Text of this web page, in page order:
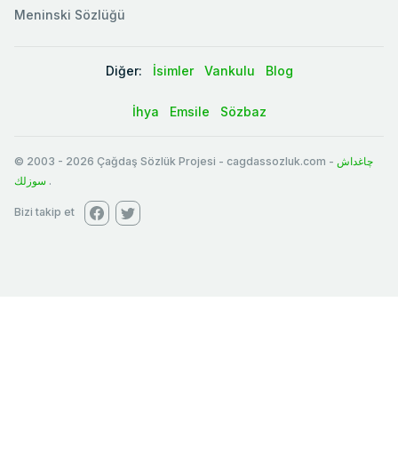
Meninski Sözlüğü
Diğer: İsimler Vankulu Blog
İhya Emsile Sözbaz
© 2003 - 2026 Çağdaş Sözlük Projesi - cagdassozluk.com - چاغداش
سوزلك .
Bizi takip et